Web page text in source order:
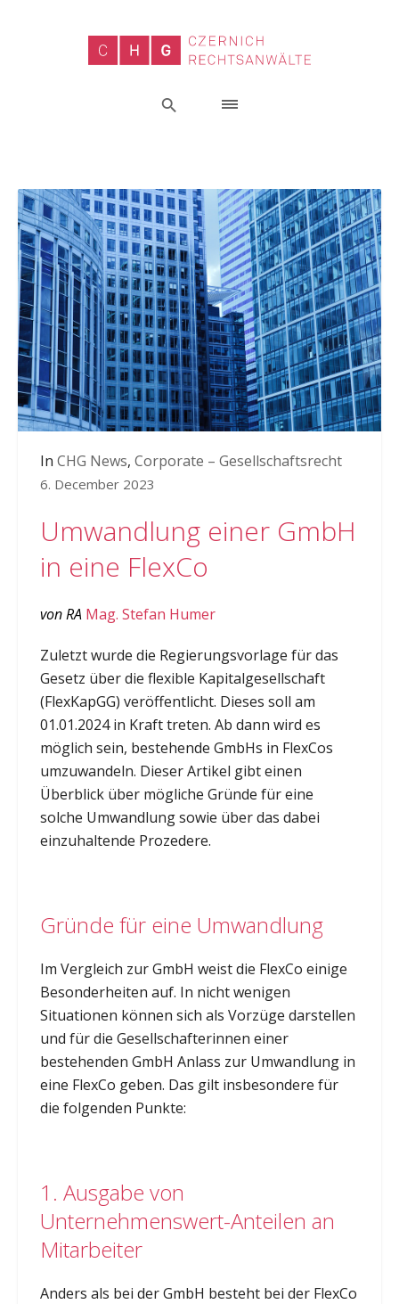
In CHG News, Corporate – Gesellschaftsrecht
6. December 2023
Umwandlung einer GmbH
in eine FlexCo
von RAMag. Stefan Humer
Zuletzt wurde die Regierungsvorlage für das
Gesetz über die flexible Kapitalgesellschaft
(FlexKapGG) veröffentlicht. Dieses soll am
01.01.2024 in Kraft treten. Ab dann wird es
möglich sein, bestehende GmbHs in FlexCos
umzuwandeln. Dieser Artikel gibt einen
Überblick über mögliche Gründe für eine
solche Umwandlung sowie über das dabei
einzuhaltende Prozedere.
Gründe für eine Umwandlung
Im Vergleich zur GmbH weist die FlexCo einige
Besonderheiten auf. In nicht wenigen
Situationen können sich als Vorzüge darstellen
und für die Gesellschafterinnen einer
bestehenden GmbH Anlass zur Umwandlung in
eine FlexCo geben. Das gilt insbesondere für
die folgenden Punkte:
1. Ausgabe von
Unternehmenswert-Anteilen an
Mitarbeiter
Anders als bei der GmbH besteht bei der FlexCo